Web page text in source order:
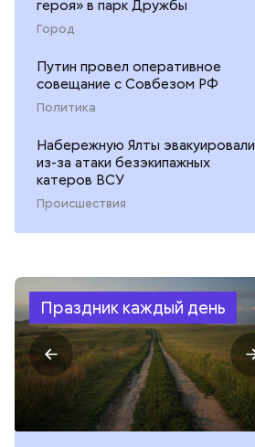
героя» в парк Дружбы
Город
Путин провел оперативное
совещание с Совбезом РФ
Политика
Набережную Ялты эвакуировали
из-за атаки безэкипажных
катеров ВСУ
Происшествия
Праздник каждый день